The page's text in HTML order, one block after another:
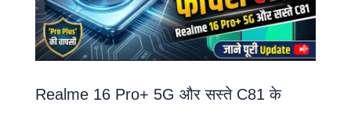
Realme 16 Pro+ 5G और सस्ते C81 के